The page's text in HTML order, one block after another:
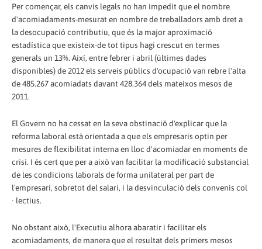
Per començar, els canvis legals no han impedit que el nombre
d'acomiadaments-mesurat en nombre de treballadors amb dret a
la desocupació contributiu, que és la major aproximació
estadística que existeix-de tot tipus hagi crescut en termes
generals un 13%. Així, entre febrer i abril (últimes dades
disponibles) de 2012 els serveis públics d'ocupació van rebre l'alta
de 485.267 acomiadats davant 428.364 dels mateixos mesos de
2011.
El Govern no ha cessat en la seva obstinació d'explicar que la
reforma laboral està orientada a que els empresaris optin per
mesures de flexibilitat interna en lloc d'acomiadar en moments de
crisi. I és cert que per a això van facilitar la modificació substancial
de les condicions laborals de forma unilateral per part de
l'empresari, sobretot del salari, i la desvinculació dels convenis col
· lectius.
No obstant això, l'Executiu alhora abaratir i facilitar els
acomiadaments, de manera que el resultat dels primers mesos